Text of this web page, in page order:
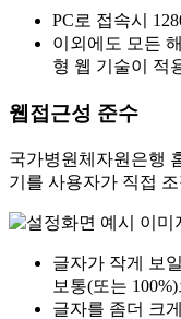
PC로 접속시
이외에도 모든
형 웹 기술이 적
웹접근성 준수
국가병원체자원은행
기를 사용자가 직접
글자가 작게 보
보통(또는
글자를 좀더 크